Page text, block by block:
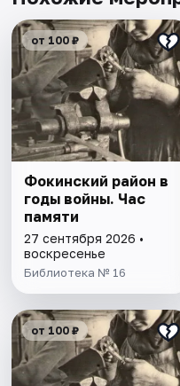
от 100 ₽
Фокинский район в
годы войны. Час
памяти
27 сентября 2026 •
воскресенье
Библиотека № 16
от 100 ₽